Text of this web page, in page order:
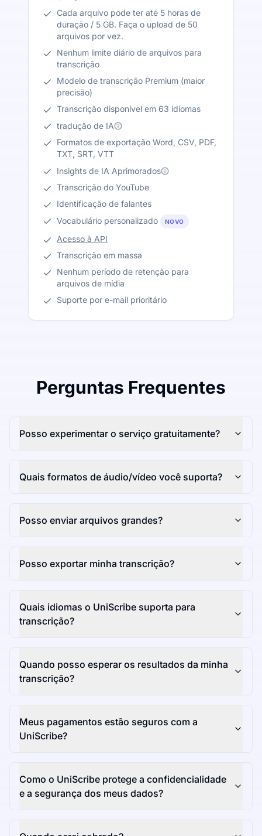
Cada arquivo pode ter até 5 horas de
duração / 5 GB. Faça o upload de 50
arquivos por vez.
Nenhum limite diário de arquivos para
transcrição
Modelo de transcrição Premium (maior
precisão)
Transcrição disponível em 63 idiomas
tradução de IA
Formatos de exportação Word, CSV, PDF,
TXT, SRT, VTT
Insights de IA Aprimorados
Transcrição do YouTube
Identificação de falantes
Vocabulário personalizado
NOVO
Acesso à API
Transcrição em massa
Nenhum período de retenção para
arquivos de mídia
Suporte por e-mail prioritário
Perguntas Frequentes
Posso experimentar o serviço gratuitamente?
Quais formatos de áudio/vídeo você suporta?
Posso enviar arquivos grandes?
Posso exportar minha transcrição?
Quais idiomas o UniScribe suporta para
transcrição?
Quando posso esperar os resultados da minha
transcrição?
Meus pagamentos estão seguros com a
UniScribe?
Como o UniScribe protege a confidencialidade
e a segurança dos meus dados?